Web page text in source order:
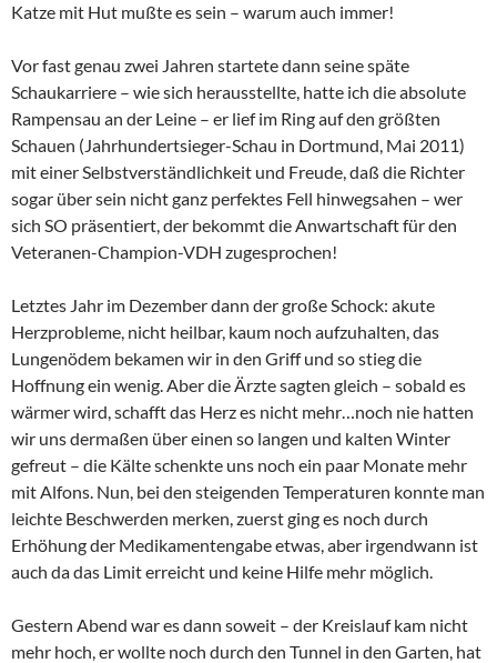
Katze mit Hut mußte es sein – warum auch immer!
Vor fast genau zwei Jahren startete dann seine späte
Schaukarriere – wie sich herausstellte, hatte ich die absolute
Rampensau an der Leine – er lief im Ring auf den größten
Schauen (Jahrhundertsieger-Schau in Dortmund, Mai 2011)
mit einer Selbstverständlichkeit und Freude, daß die Richter
sogar über sein nicht ganz perfektes Fell hinwegsahen – wer
sich SO präsentiert, der bekommt die Anwartschaft für den
Veteranen-Champion-VDH zugesprochen!
Letztes Jahr im Dezember dann der große Schock: akute
Herzprobleme, nicht heilbar, kaum noch aufzuhalten, das
Lungenödem bekamen wir in den Griff und so stieg die
Hoffnung ein wenig. Aber die Ärzte sagten gleich – sobald es
wärmer wird, schafft das Herz es nicht mehr…noch nie hatten
wir uns dermaßen über einen so langen und kalten Winter
gefreut – die Kälte schenkte uns noch ein paar Monate mehr
mit Alfons. Nun, bei den steigenden Temperaturen konnte man
leichte Beschwerden merken, zuerst ging es noch durch
Erhöhung der Medikamentengabe etwas, aber irgendwann ist
auch da das Limit erreicht und keine Hilfe mehr möglich.
Gestern Abend war es dann soweit – der Kreislauf kam nicht
mehr hoch, er wollte noch durch den Tunnel in den Garten, hat